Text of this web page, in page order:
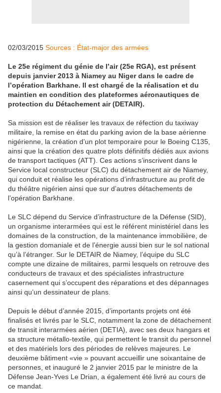
02/03/2015 Sources : État-major des armées
Le 25e régiment du génie de l’air (25e RGA), est présent
depuis janvier 2013 à Niamey au Niger dans le cadre de
l’opération Barkhane. Il est chargé de la réalisation et du
maintien en condition des plateformes aéronautiques de
protection du Détachement air (DETAIR).
Sa mission est de réaliser les travaux de réfection du taxiway
militaire, la remise en état du parking avion de la base aérienne
nigérienne, la création d’un plot temporaire pour le Boeing C135,
ainsi que la création des quatre plots définitifs dédiés aux avions
de transport tactiques (ATT). Ces actions s’inscrivent dans le
Service local constructeur (SLC) du détachement air de Niamey,
qui conduit et réalise les opérations d’infrastructure au profit de
du théâtre nigérien ainsi que sur d’autres détachements de
l’opération Barkhane.
Le SLC dépend du Service d’infrastructure de la Défense (SID),
un organisme interarmées qui est le référent ministériel dans les
domaines de la construction, de la maintenance immobilière, de
la gestion domaniale et de l’énergie aussi bien sur le sol national
qu’à l’étranger. Sur le DETAIR de Niamey, l’équipe du SLC
compte une dizaine de militaires, parmi lesquels on retrouve des
conducteurs de travaux et des spécialistes infrastructure
casernement qui s’occupent des réparations et des dépannages
ainsi qu’un dessinateur de plans.
Depuis le début d’année 2015, d’importants projets ont été
finalisés et livrés par le SLC, notamment la zone de détachement
de transit interarmées aérien (DETIA), avec ses deux hangars et
sa structure métallo-textile, qui permettent le transit du personnel
et des matériels lors des périodes de relèves majeures. Le
deuxième bâtiment «vie » pouvant accueillir une soixantaine de
personnes, et inauguré le 2 janvier 2015 par le ministre de la
Défense Jean-Yves Le Drian, a également été livré au cours de
ce mandat.